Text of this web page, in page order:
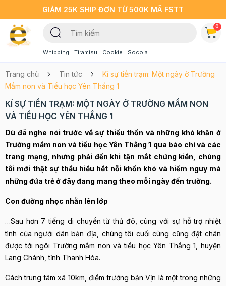
GIẢM 25K SHIP ĐƠN TỪ 500K MÃ FSTT
Whipping Tiramisu Cookie Socola
0
Trang chủ Tin tức
Kí sự tiền trạm: Một ngày ở Trường
Mầm non và Tiểu học Yên Thắng 1
KÍ SỰ TIỀN TRẠM: MỘT NGÀY Ở TRƯỜNG MẦM NON
VÀ TIỂU HỌC YÊN THẮNG 1
Dù đã nghe nói trước về sự thiếu thốn và những khó khăn ở
Trường mầm non và tiểu học Yên Thắng 1 qua báo chí và các
trang mạng, nhưng phải đến khi tận mắt chứng kiến, chúng
tôi mới thật sự thấu hiểu hết nỗi khốn khó và hiểm nguy mà
những đứa trẻ ở đây đang mang theo mỗi ngày đến trường.
Con đường nhọc nhằn lên lớp
…Sau hơn 7 tiếng di chuyển từ thủ đô, cùng với sự hỗ trợ nhiệt
tình của người dân bản địa, chúng tôi cuối cùng cũng đặt chân
được tới ngôi Trường mầm non và tiểu học Yên Thắng 1, huyện
Lang Chánh, tỉnh Thanh Hóa.
Cách trung tâm xã 10km, điểm trường bản Vịn là một trong những